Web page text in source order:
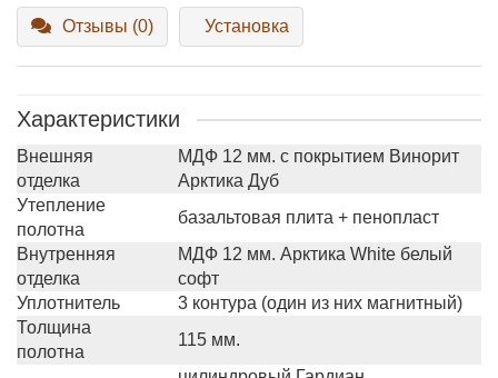
Отзывы (0) Установка
Характеристики
Внешняя
отделка
МДФ 12 мм. с покрытием Винорит
Арктика Дуб
Утепление
полотна
базальтовая плита + пенопласт
Внутренняя
отделка
МДФ 12 мм. Арктика White белый
софт
Уплотнитель
3 контура (один из них магнитный)
Толщина
полотна
115 мм.